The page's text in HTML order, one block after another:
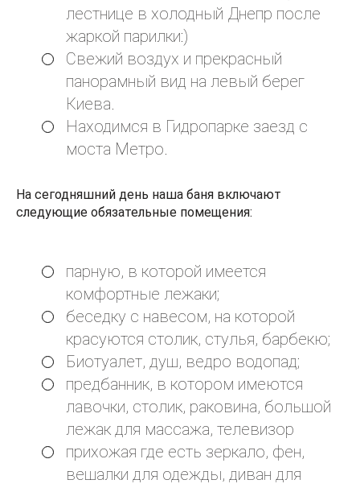
лестнице в холодный Днепр после
жаркой парилки:)
Свежий воздух и прекрасный
панорамный вид на левый берег
Киева.
Находимся в Гидропарке заезд с
моста Метро.
На сегодняшний день наша баня включают
следующие обязательные помещения:
парную, в которой имеется
комфортные лежаки;
беседку с навесом, на которой
красуются столик, стулья, барбекю;
Биотуалет, душ, ведро водопад;
предбанник, в котором имеются
лавочки, столик, раковина, большой
лежак для массажа, телевизор
прихожая где есть зеркало, фен,
вешалки для одежды, диван для